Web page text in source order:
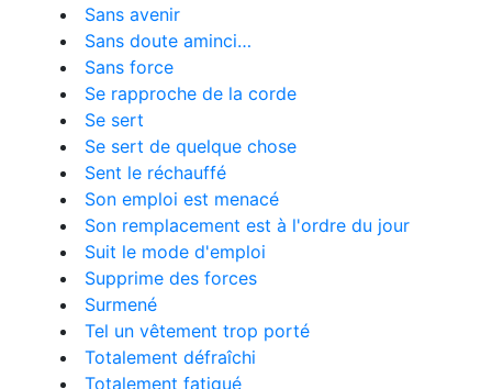
Sans avenir
Sans doute aminci…
Sans force
Se rapproche de la corde
Se sert
Se sert de quelque chose
Sent le réchauffé
Son emploi est menacé
Son remplacement est à l'ordre du jour
Suit le mode d'emploi
Supprime des forces
Surmené
Tel un vêtement trop porté
Totalement défraîchi
Totalement fatigué